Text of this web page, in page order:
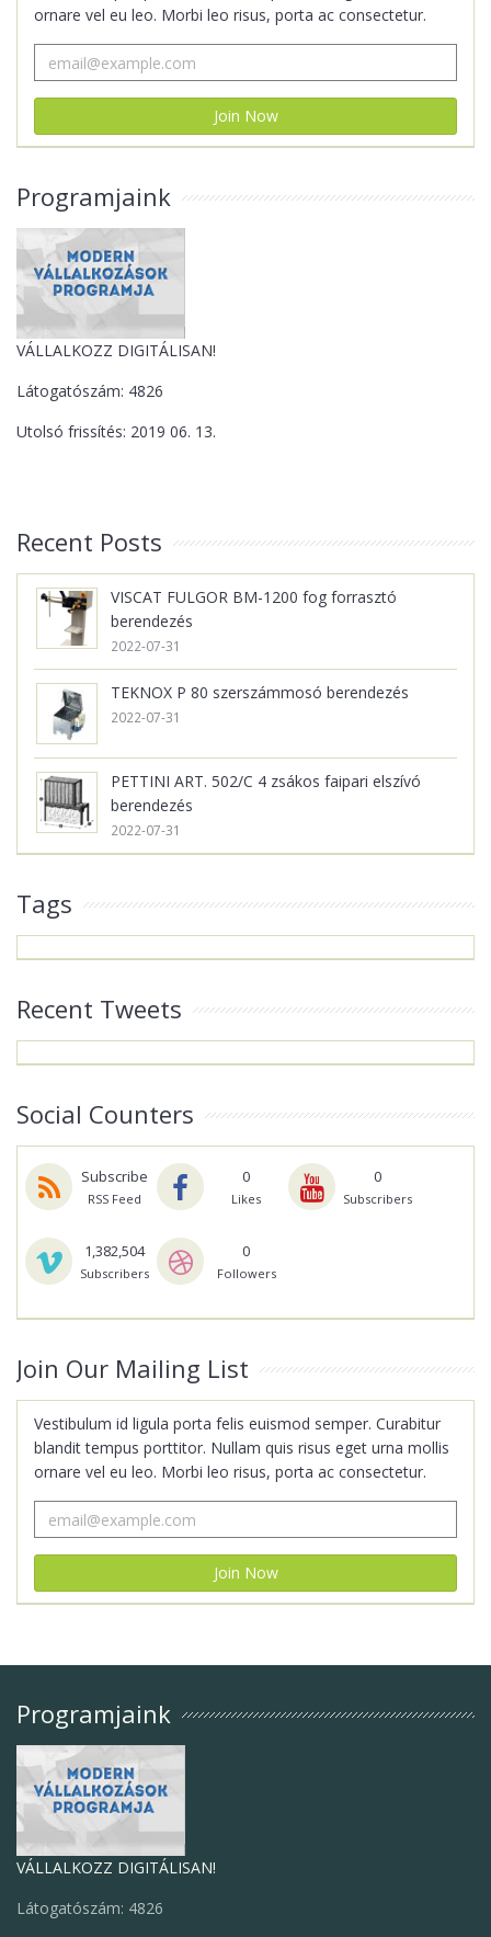
ornare vel eu leo. Morbi leo risus, porta ac consectetur.
Programjaink
VÁLLALKOZZ DIGITÁLISAN!
Látogatószám: 4826
Utolsó frissítés: 2019 06. 13.
Recent Posts
VISCAT FULGOR BM-1200 fog forrasztó
berendezés
2022-07-31
TEKNOX P 80 szerszámmosó berendezés
2022-07-31
PETTINI ART. 502/C 4 zsákos faipari elszívó
berendezés
2022-07-31
Tags
Recent Tweets
Social Counters
Subscribe
RSS Feed
0
Likes
0
Subscribers
1,382,504
Subscribers
0
Followers
Join Our Mailing List
Vestibulum id ligula porta felis euismod semper. Curabitur
blandit tempus porttitor. Nullam quis risus eget urna mollis
ornare vel eu leo. Morbi leo risus, porta ac consectetur.
Programjaink
VÁLLALKOZZ DIGITÁLISAN!
Látogatószám: 4826